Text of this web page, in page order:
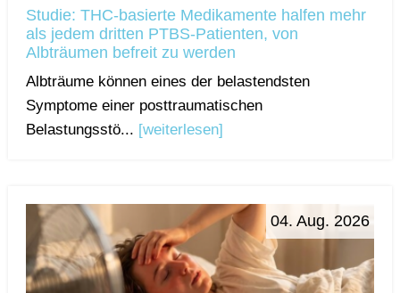
Studie: THC-basierte Medikamente halfen mehr
als jedem dritten PTBS-Patienten, von
Albträumen befreit zu werden
Albträume können eines der belastendsten
Symptome einer posttraumatischen
Belastungsstö... [weiterlesen]
04. Aug. 2026